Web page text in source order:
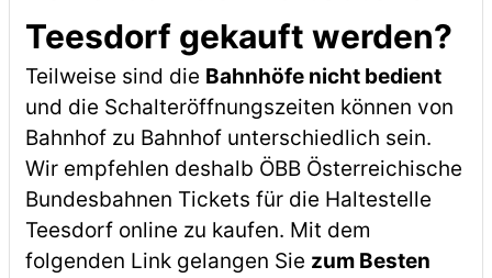
Teesdorf gekauft werden?
Teilweise sind die Bahnhöfe nicht bedient
und die Schalteröffnungszeiten können von
Bahnhof zu Bahnhof unterschiedlich sein.
Wir empfehlen deshalb ÖBB Österreichische
Bundesbahnen Tickets für die Haltestelle
Teesdorf online zu kaufen. Mit dem
folgenden Link gelangen Sie zum Besten